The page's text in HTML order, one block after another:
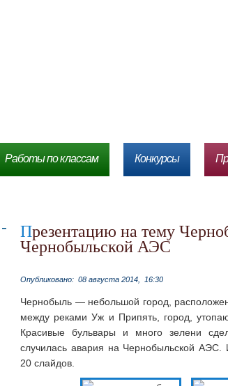
Работы по классам Конкурсы
Презентацию на тему Чернобыль и авария на
Чернобыльской АЭС
Опубликовано: 08 августа 2014, 16:30
Чернобыль — небольшой город,
между реками Уж и Припять, город,
Красивые бульвары и много зелени
случилась авария на Чернобыльской АЭС.
20 слайдов.